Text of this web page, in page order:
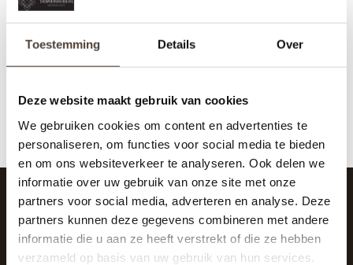
Toestemming Details Over
Deze website maakt gebruik van cookies
We gebruiken cookies om content en advertenties te
personaliseren, om functies voor social media te bieden
en om ons websiteverkeer te analyseren. Ook delen we
informatie over uw gebruik van onze site met onze
partners voor social media, adverteren en analyse. Deze
partners kunnen deze gegevens combineren met andere
informatie die u aan ze heeft verstrekt of die ze hebben
verzameld op basis van uw gebruik van hun services.
SCHRIJF JE IN VOOR DE NIEUWSBRIEF
And stay up to date with our latest offers